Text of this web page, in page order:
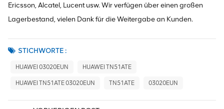
Ericsson, Alcatel, Lucent usw. Wir verfügen über einen großen
Lagerbestand, vielen Dank für die Weitergabe an Kunden.
STICHWORTE :
HUAWEI 03020EUN HUAWEI TN51ATE
HUAWEI TN51ATE 03020EUN TN51ATE 03020EUN